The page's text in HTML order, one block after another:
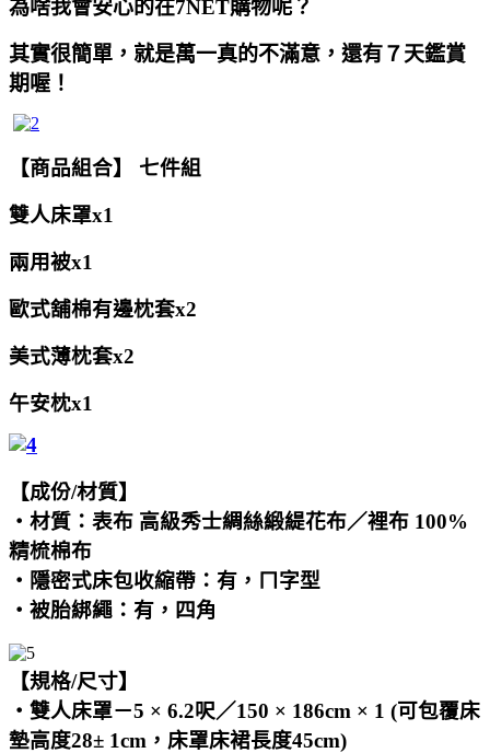
為啥我會安心的在7NET購物呢？
其實很簡單，就是萬一真的不滿意，還有７天鑑賞
期喔！
【商品組合】 七件組
雙人床罩x1
兩用被x1
歐式舖棉有邊枕套x2
美式薄枕套x2
午安枕x1
【成份/材質】
‧材質：表布 高級秀士綢絲緞緹花布／裡布 100%
精梳棉布
‧隱密式床包收縮帶：有，ㄇ字型
‧被胎綁繩：有，四角
【規格/尺寸】
‧雙人床罩－5 × 6.2呎／150 × 186cm × 1 (可包覆床
墊高度28± 1cm，床罩床裙長度45cm)